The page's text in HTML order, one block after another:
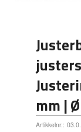
mm |
Artikkelnr.: